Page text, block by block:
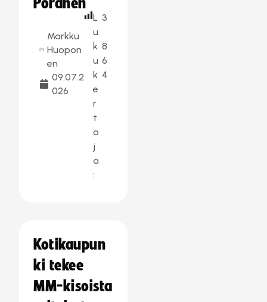
Poranen
Markku
Huopon
en
09.07.2
026
L
u
k
u
k
e
r
t
o
j
a
:
3
8
6
4
Kotikaupun
ki tekee
MM-kisoista